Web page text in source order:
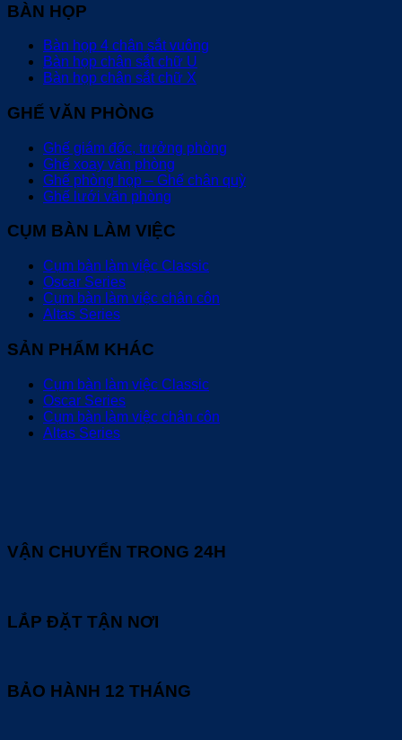
BÀN HỌP
Bàn họp 4 chân sắt vuông
Bàn họp chân sắt chữ U
Bàn họp chân sắt chữ X
GHẾ VĂN PHÒNG
Ghế giám đốc, trưởng phòng
Ghế xoay văn phòng
Ghế phòng họp – Ghế chân quỳ
Ghế lưới văn phòng
CỤM BÀN LÀM VIỆC
Cụm bàn làm việc Classic
Oscar Series
Cụm bàn làm việc chân côn
Altas Series
SẢN PHẨM KHÁC
Cụm bàn làm việc Classic
Oscar Series
Cụm bàn làm việc chân côn
Altas Series
VẬN CHUYỂN TRONG 24H
LẮP ĐẶT TẬN NƠI
BẢO HÀNH 12 THÁNG